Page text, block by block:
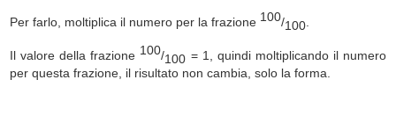
Per farlo, moltiplica il numero per la frazione 100/100
Il valore della frazione 100/100 = 1, quindi moltiplicando il numero
per questa frazione, il risultato non cambia, solo la forma.